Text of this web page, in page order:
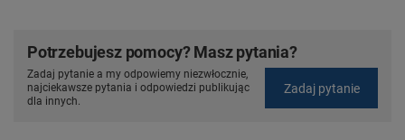
Potrzebujesz pomocy? Masz pytania?
Zadaj pytanie a my odpowiemy niezwłocznie,
najciekawsze pytania i odpowiedzi publikując
dla innych.
Zadaj pytanie